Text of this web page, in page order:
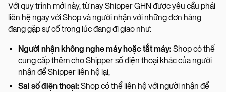
Với quy trình mới này, từ nay Shipper GHN được yêu cầu phải
liên hệ ngay với Shop và người nhận với những đơn hàng
đang gặp sự cố trong lúc đang đi giao như:
Người nhận không nghe máy hoặc tắt máy: Shop có thể
cung cấp thêm cho Shipper số điện thoại khác của người
nhận để Shipper liên hệ lại,
Sai số điện thoại: Shop có thể liên hệ với người nhận để